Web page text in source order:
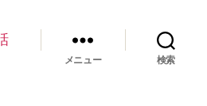
メニュー 検索